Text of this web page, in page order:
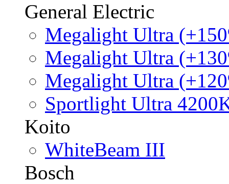
General Electric
Megalight Ultra
Megalight Ultra
Megalight Ultra
Sportlight Ultra
Koito
WhiteBeam III
Bosch